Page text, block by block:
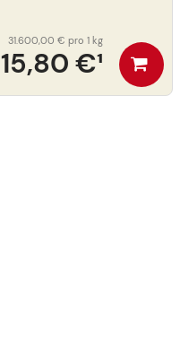
15,80 €¹
31.600,00 € pro 1 kg